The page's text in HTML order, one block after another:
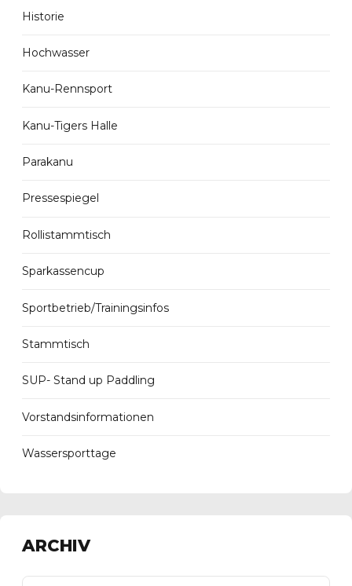
Historie
Hochwasser
Kanu-Rennsport
Kanu-Tigers Halle
Parakanu
Pressespiegel
Rollistammtisch
Sparkassencup
Sportbetrieb/Trainingsinfos
Stammtisch
SUP- Stand up Paddling
Vorstandsinformationen
Wassersporttage
ARCHIV